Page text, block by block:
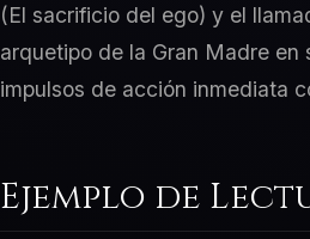
(El sacrificio del ego) y el
arquetipo de la Gran Madre
impulsos de acción inmediata
Ejemplo de